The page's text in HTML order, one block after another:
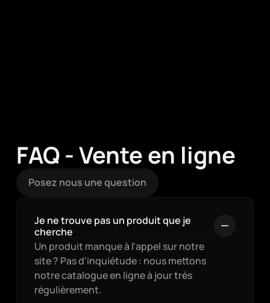
FAQ - Vente en ligne
Posez nous une question
Je ne trouve pas un produit que je
cherche
Un produit manque à l'appel sur notre
site ? Pas d'inquiétude : nous mettons
notre catalogue en ligne à jour très
régulièrement.